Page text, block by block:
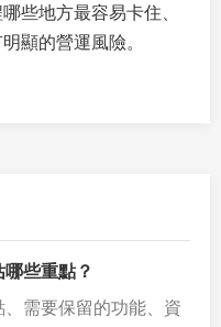
些地方最容易卡住、
顯的營運風險。
些重點？
需要保留的功能、資